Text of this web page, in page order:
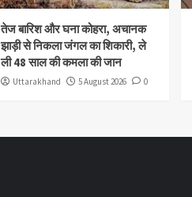
तेज बारिश और घना कोहरा, अचानक
झाड़ी से निकला जंगल का शिकारी, ले
ली 48 साल की कमला की जान
Uttarakhand 5 August 2026 0